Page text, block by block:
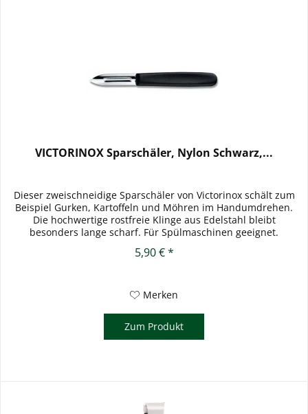
VICTORINOX Sparschäler, Nylon Schwarz,...
Dieser zweischneidige Sparschäler von Victorinox schält zum
Beispiel Gurken, Kartoffeln und Möhren im Handumdrehen.
Die hochwertige rostfreie Klinge aus Edelstahl bleibt
besonders lange scharf. Für Spülmaschinen geeignet.
5,90 € *
Merken
Zum Produkt